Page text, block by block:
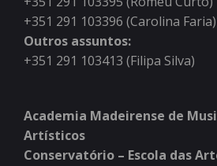
+351 291 103396 (Carolina Faria)
Outros assuntos:
+351 291 103413 (Filipa Silva)
Academia Madeirense de
Artísticos
Conservatório – Escola das